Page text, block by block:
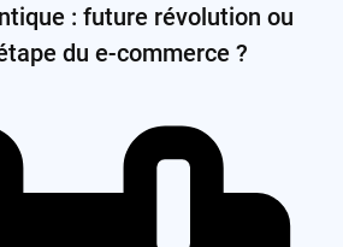
: future révolution ou
du e-commerce ?